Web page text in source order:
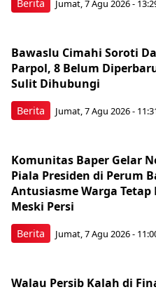
Berita Jumat, 7 Agu 2026 -
Berita
Bawaslu Cimahi Soroti
Parpol, 8 Belum
Sulit Dihubungi
Jumat, 7 Agu 2026 -
Berita
Komunitas Baper Gelar
Piala Presiden di Perum
Antusiasme Warga Tetap
Meski Persi
Jumat, 7 Agu 2026 -
Walau Persib Kalah di